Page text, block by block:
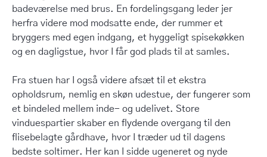
badeværelse med brus. En fordelingsgang leder jer
herfra videre mod modsatte ende, der rummer et
bryggers med egen indgang, et hyggeligt spisekøkken
og en dagligstue, hvor I får god plads til at samles.
Fra stuen har I også videre afsæt til et ekstra
opholdsrum, nemlig en skøn udestue, der fungerer som
et bindeled mellem inde- og udelivet. Store
vinduespartier skaber en flydende overgang til den
flisebelagte gårdhave, hvor I træder ud til dagens
bedste soltimer. Her kan I sidde ugeneret og nyde